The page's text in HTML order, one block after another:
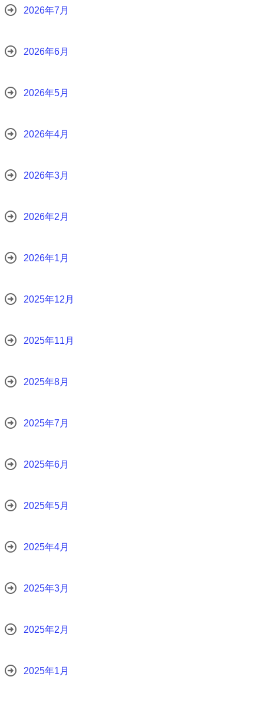
2026年7月
2026年6月
2026年5月
2026年4月
2026年3月
2026年2月
2026年1月
2025年12月
2025年11月
2025年8月
2025年7月
2025年6月
2025年5月
2025年4月
2025年3月
2025年2月
2025年1月